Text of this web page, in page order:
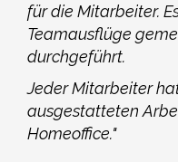
für die Mitarbeiter.
Teamausflüge
durchgeführt.
Jeder Mitarbeiter
ausgestatteten
Homeoffice."